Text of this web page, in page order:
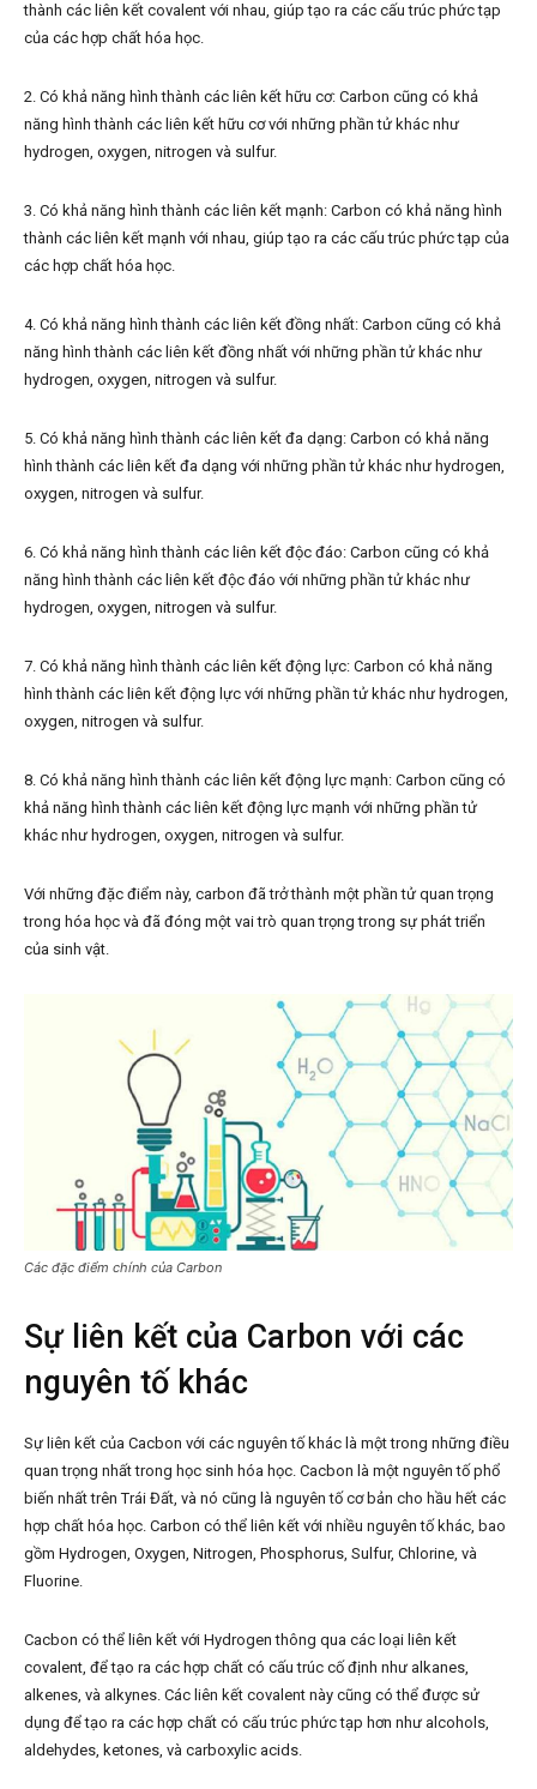
thành các liên kết covalent với nhau, giúp tạo ra các cấu trúc phức tạp
của các hợp chất hóa học.
2. Có khả năng hình thành các liên kết hữu cơ: Carbon cũng có khả
năng hình thành các liên kết hữu cơ với những phần tử khác như
hydrogen, oxygen, nitrogen và sulfur.
3. Có khả năng hình thành các liên kết mạnh: Carbon có khả năng hình
thành các liên kết mạnh với nhau, giúp tạo ra các cấu trúc phức tạp của
các hợp chất hóa học.
4. Có khả năng hình thành các liên kết đồng nhất: Carbon cũng có khả
năng hình thành các liên kết đồng nhất với những phần tử khác như
hydrogen, oxygen, nitrogen và sulfur.
5. Có khả năng hình thành các liên kết đa dạng: Carbon có khả năng
hình thành các liên kết đa dạng với những phần tử khác như hydrogen,
oxygen, nitrogen và sulfur.
6. Có khả năng hình thành các liên kết độc đáo: Carbon cũng có khả
năng hình thành các liên kết độc đáo với những phần tử khác như
hydrogen, oxygen, nitrogen và sulfur.
7. Có khả năng hình thành các liên kết động lực: Carbon có khả năng
hình thành các liên kết động lực với những phần tử khác như hydrogen,
oxygen, nitrogen và sulfur.
8. Có khả năng hình thành các liên kết động lực mạnh: Carbon cũng có
khả năng hình thành các liên kết động lực mạnh với những phần tử
khác như hydrogen, oxygen, nitrogen và sulfur.
Với những đặc điểm này, carbon đã trở thành một phần tử quan trọng
trong hóa học và đã đóng một vai trò quan trọng trong sự phát triển
của sinh vật.
Các đặc điểm chính của Carbon
Sự liên kết của Carbon với các
nguyên tố khác
Sự liên kết của Cacbon với các nguyên tố khác là một trong những điều
quan trọng nhất trong học sinh hóa học. Cacbon là một nguyên tố phổ
biến nhất trên Trái Đất, và nó cũng là nguyên tố cơ bản cho hầu hết các
hợp chất hóa học. Carbon có thể liên kết với nhiều nguyên tố khác, bao
gồm Hydrogen, Oxygen, Nitrogen, Phosphorus, Sulfur, Chlorine, và
Fluorine.
Cacbon có thể liên kết với Hydrogen thông qua các loại liên kết
covalent, để tạo ra các hợp chất có cấu trúc cố định như alkanes,
alkenes, và alkynes. Các liên kết covalent này cũng có thể được sử
dụng để tạo ra các hợp chất có cấu trúc phức tạp hơn như alcohols,
aldehydes, ketones, và carboxylic acids.